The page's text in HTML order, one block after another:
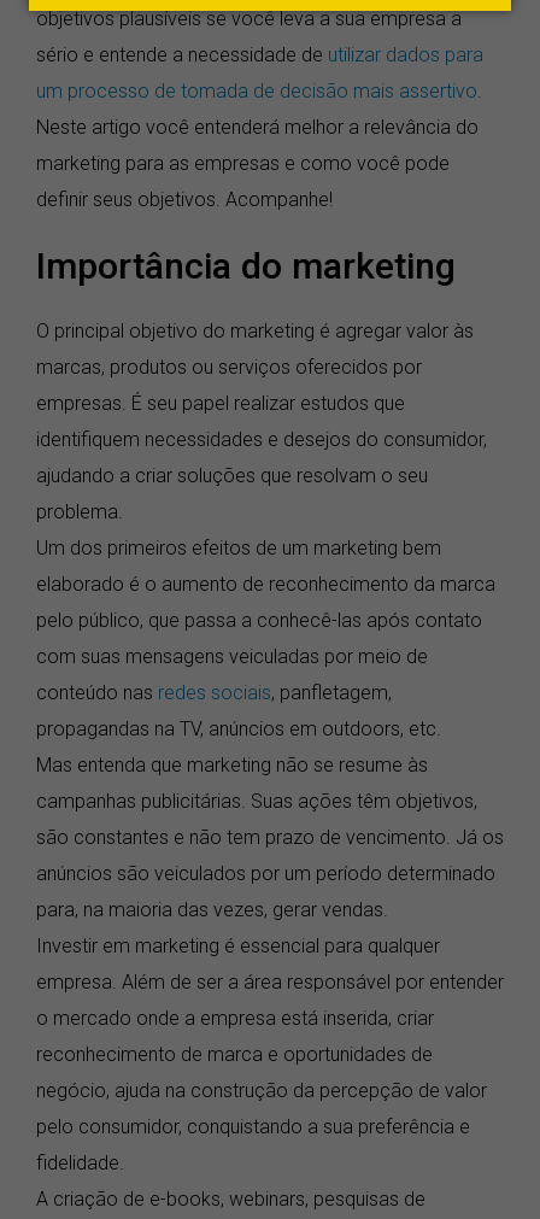
objetivos plausíveis se você leva a sua empresa a
sério e entende a necessidade de utilizar dados para
um processo de tomada de decisão mais assertivo.
Neste artigo você entenderá melhor a relevância do
marketing para as empresas e como você pode
definir seus objetivos. Acompanhe!
Importância do marketing
O principal objetivo do marketing é agregar valor às
marcas, produtos ou serviços oferecidos por
empresas. É seu papel realizar estudos que
identifiquem necessidades e desejos do consumidor,
ajudando a criar soluções que resolvam o seu
problema.
Um dos primeiros efeitos de um marketing bem
elaborado é o aumento de reconhecimento da marca
pelo público, que passa a conhecê-las após contato
com suas mensagens veiculadas por meio de
conteúdo nas redes sociais, panfletagem,
propagandas na TV, anúncios em outdoors, etc.
Mas entenda que marketing não se resume às
campanhas publicitárias. Suas ações têm objetivos,
são constantes e não tem prazo de vencimento. Já os
anúncios são veiculados por um período determinado
para, na maioria das vezes, gerar vendas.
Investir em marketing é essencial para qualquer
empresa. Além de ser a área responsável por entender
o mercado onde a empresa está inserida, criar
reconhecimento de marca e oportunidades de
negócio, ajuda na construção da percepção de valor
pelo consumidor, conquistando a sua preferência e
fidelidade.
A criação de e-books, webinars, pesquisas de